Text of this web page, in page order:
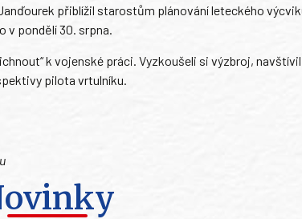
přiblížil starostům plánování leteckého
v pondělí 30. srpna.
k vojenské práci. Vyzkoušeli si výzbroj,
pilota vrtulníku.